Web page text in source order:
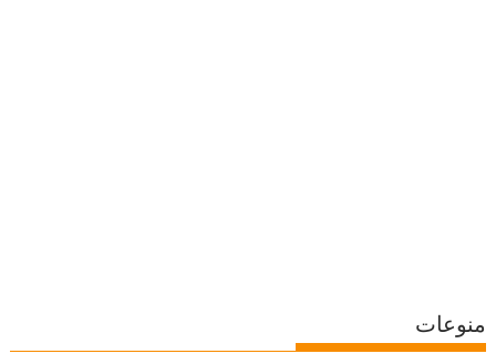
منوعات